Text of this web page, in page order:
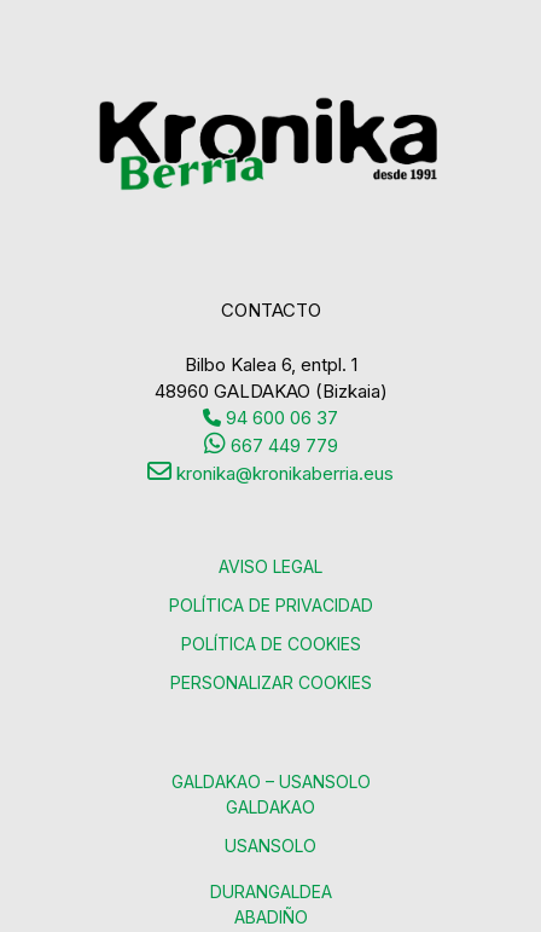
CONTACTO
Bilbo Kalea 6, entpl. 1
48960 GALDAKAO (Bizkaia)
94 600 06 37
667 449 779
kronika@kronikaberria.eus
AVISO LEGAL
POLÍTICA DE PRIVACIDAD
POLÍTICA DE COOKIES
PERSONALIZAR COOKIES
GALDAKAO – USANSOLO
GALDAKAO
USANSOLO
DURANGALDEA
ABADIÑO